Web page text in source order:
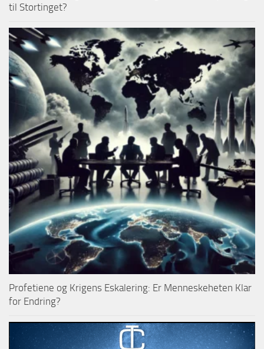
til Stortinget?
Profetiene og Krigens Eskalering: Er Menneskeheten Klar
for Endring?